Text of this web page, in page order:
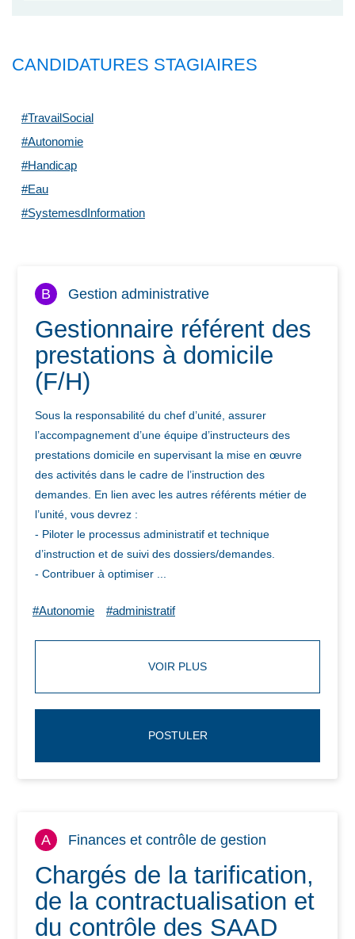
CANDIDATURES STAGIAIRES
#TravailSocial
#Autonomie
#Handicap
#Eau
#SystemesdInformation
B Gestion administrative
Gestionnaire référent des
prestations à domicile
(F/H)
Sous la responsabilité du chef d’unité, assurer
l’accompagnement d’une équipe d’instructeurs des
prestations domicile en supervisant la mise en œuvre
des activités dans le cadre de l’instruction des
demandes. En lien avec les autres référents métier de
l’unité, vous devrez :
- Piloter le processus administratif et technique
d’instruction et de suivi des dossiers/demandes.
- Contribuer à optimiser ...
#Autonomie #administratif
VOIR PLUS
POSTULER
A Finances et contrôle de gestion
Chargés de la tarification,
de la contractualisation et
du contrôle des SAAD